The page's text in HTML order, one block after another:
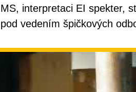
MS, interpretaci EI spekter,
pod vedením špičkových